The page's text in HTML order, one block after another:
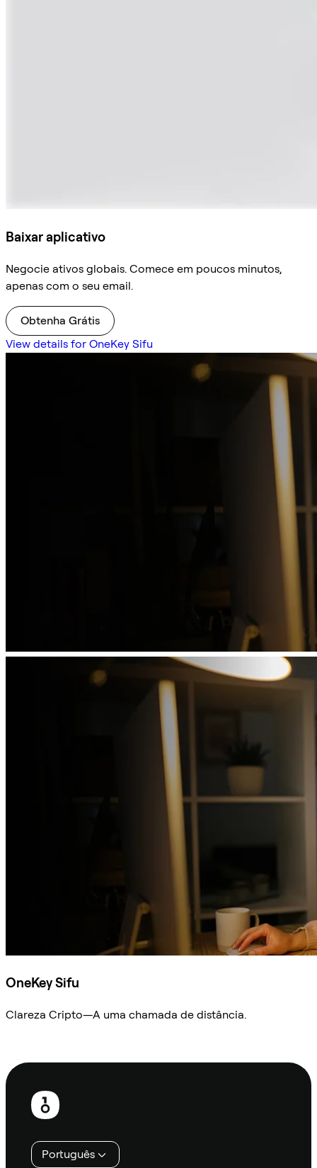
Baixar aplicativo
Negocie ativos globais. Comece em poucos minutos,
apenas com o seu email.
Obtenha Grátis
View details for OneKey Sifu
OneKey Sifu
Clareza Cripto—A uma chamada de distância.
Rodapé
Português